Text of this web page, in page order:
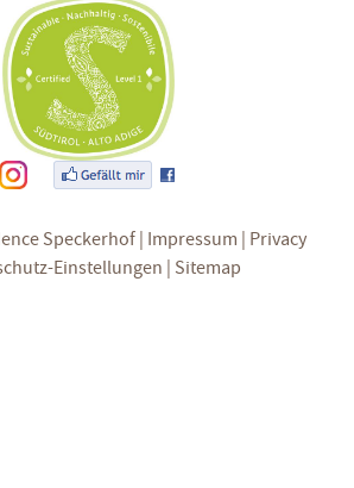
Speckerhof Impressum Privacy
Einstellungen Sitemap